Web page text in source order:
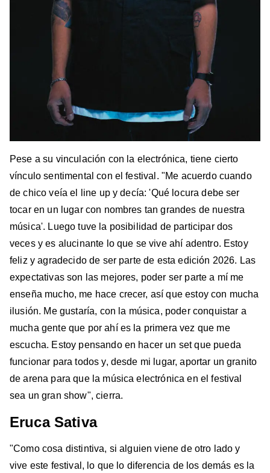
Pese a su vinculación con la electrónica, tiene cierto
vínculo sentimental con el festival. "Me acuerdo cuando
de chico veía el line up y decía: 'Qué locura debe ser
tocar en un lugar con nombres tan grandes de nuestra
música'. Luego tuve la posibilidad de participar dos
veces y es alucinante lo que se vive ahí adentro. Estoy
feliz y agradecido de ser parte de esta edición 2026. Las
expectativas son las mejores, poder ser parte a mí me
enseña mucho, me hace crecer, así que estoy con mucha
ilusión. Me gustaría, con la música, poder conquistar a
mucha gente que por ahí es la primera vez que me
escucha. Estoy pensando en hacer un set que pueda
funcionar para todos y, desde mi lugar, aportar un granito
de arena para que la música electrónica en el festival
sea un gran show", cierra.
Eruca Sativa
"Como cosa distintiva, si alguien viene de otro lado y
vive este festival, lo que lo diferencia de los demás es la